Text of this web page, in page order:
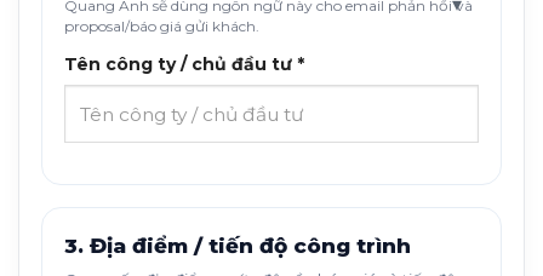
Quang Anh sẽ dùng ngôn ngữ này cho email phản hồi và
proposal/báo giá gửi khách.
Tên công ty / chủ đầu tư *
3. Địa điểm / tiến độ công trình